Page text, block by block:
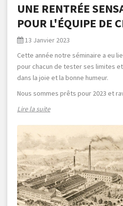
UNE RENTRÉE
POUR L'ÉQUIPE DE
13 Janvier 2023
Cette année notre séminaire a eu
pour chacun de tester ses limites
dans la joie et la bonne humeur.
Nous sommes prêts pour 2023 et
Lire la suite